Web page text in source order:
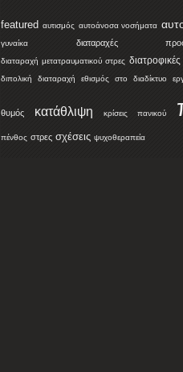
featured αυτισμός αυτοάνοσα νοσήματα
γυναίκα διαταραχές
διαταραχή μετατραυματικού στρες
διπολική διαταραχή εθισμός στο διαδίκτυο
θυμός κατάθλιψη κρίσεις πανικού
πένθος στρες σχέσεις ψυχοθεραπεία